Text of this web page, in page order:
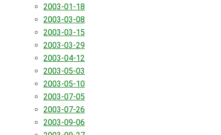
2003-01-18
2003-03-08
2003-03-15
2003-03-29
2003-04-12
2003-05-03
2003-05-10
2003-07-05
2003-07-26
2003-09-06